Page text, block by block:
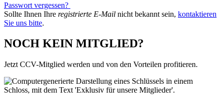
Passwort vergessen?
Sollte Ihnen Ihre registrierte E-Mail nicht bekannt sein, kontaktieren
Sie uns bitte.
NOCH KEIN MITGLIED?
Jetzt CCV-Mitglied werden und von den Vorteilen profitieren.